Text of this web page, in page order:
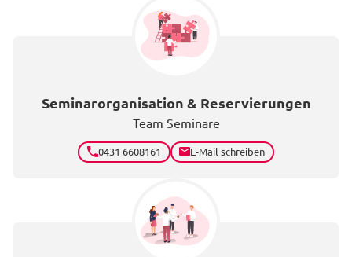
Seminarorganisation & Reservierungen
Team Seminare
0431 6608161 E-Mail schreiben